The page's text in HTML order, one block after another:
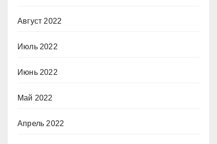
Август 2022
Июль 2022
Июнь 2022
Май 2022
Апрель 2022